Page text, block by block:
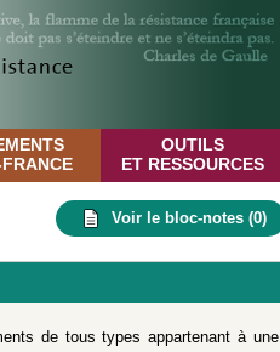
OUTILS
ET RESSOURCES
Voir le bloc-notes (0)
de tous types appartenant à une